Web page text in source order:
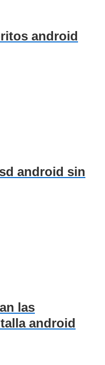
android
android sin
las
android